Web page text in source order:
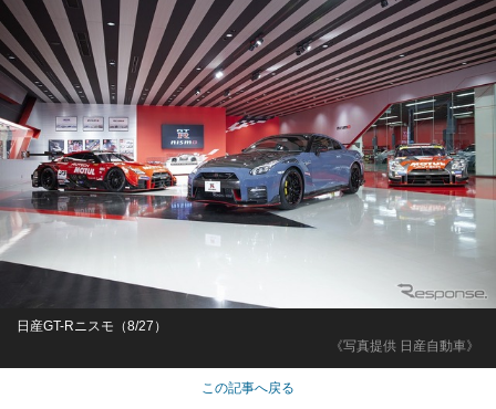
《写真提供 日産自動車》
日産GT-Rニスモ（8/27）
この記事へ戻る